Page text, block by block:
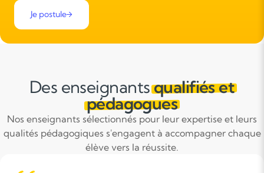
Je postule
Des enseignantsqualifiés et
pédagogues
Nos enseignants sélectionnés pour leur expertise et leurs
qualités pédagogiques s'engagent à accompagner chaque
élève vers la réussite.